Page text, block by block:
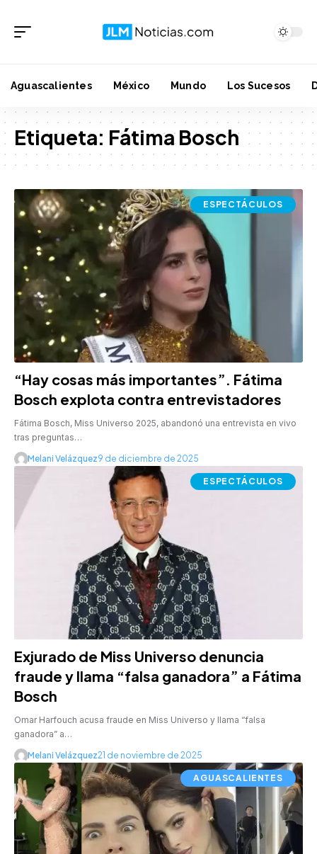
Aguascalientes México Mundo Los Sucesos
Etiqueta: Fátima Bosch
ESPECTÁCULOS
“Hay cosas más importantes”. Fátima
Bosch explota contra entrevistadores
Fátima Bosch, Miss Universo 2025, abandonó una entrevista en vivo
tras preguntas…
Melani Velázquez9 de diciembre de 2025
ESPECTÁCULOS
Exjurado de Miss Universo denuncia
fraude y llama “falsa ganadora” a Fátima
Bosch
Omar Harfouch acusa fraude en Miss Universo y llama “falsa
ganadora” a…
Melani Velázquez21 de noviembre de 2025
AGUASCALIENTES